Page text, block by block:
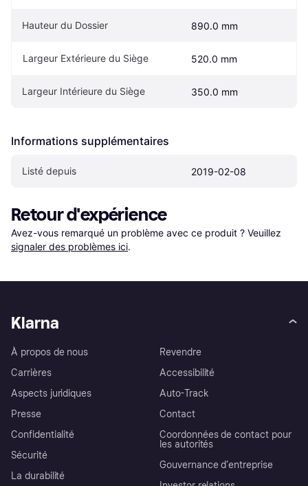
Hauteur du Dossier 890.0 mm
Largeur Extérieure du Siège 520.0 mm
Largeur Intérieure du Siège 350.0 mm
Informations supplémentaires
Listé depuis 2019-02-08
Retour d'expérience
Avez-vous remarqué un problème avec ce produit ? Veuillez
signaler des problèmes ici.
Klarna
À propos de nous
Carrières
Aspects juridiques
Presse
Confidentialité
Sécurité
La durabilité
Revendre
Accessibilité
Auto-Track
Contact
Coordonnées de contact pour
les autorités
Gouvernance d’entreprise